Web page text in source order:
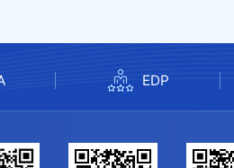
EDP